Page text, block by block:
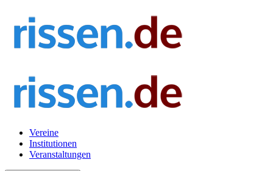
Vereine
Institutionen
Veranstaltungen